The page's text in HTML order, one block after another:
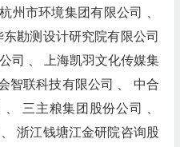
州市环境集团有限公司 、
勘测设计研究院有限公司
司 、 上海凯羽文化传媒集
智联科技有限公司 、 中合
三主粮集团股份公司 、
浙江钱塘江金研院咨询股